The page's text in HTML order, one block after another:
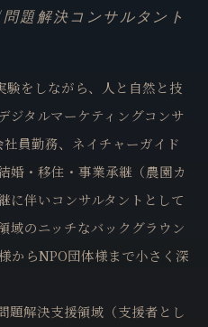
題解決コンサルタント
をしながら、人と自然と技
ジタルマーケティングコンサ
員勤務、ネイチャーガイド
婚・移住・事業承継（農園カ
に伴いコンサルタントとして
域のニッチなバックグラウン
からNPO団体様まで小さく深
解決支援領域（支援者とし